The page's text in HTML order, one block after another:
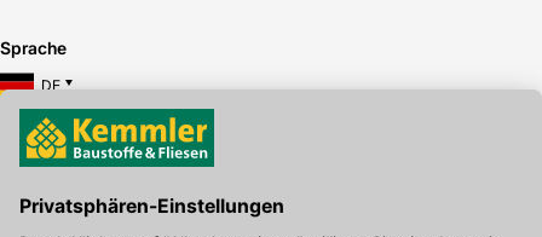
Sprache
DE
Hier gibt's die kostenlose App